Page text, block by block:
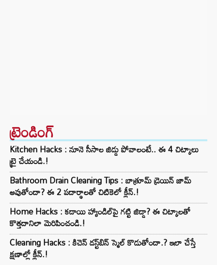
ట్రెండింగ్‌
Kitchen Hacks : నూనె సీసాల జిడ్డు పోవాలంటే.. ఈ 4 చిట్కాలు
ట్రై చేయండి.!
Bathroom Drain Cleaning Tips : బాత్రూమ్ డ్రెయిన్ జామ్
అవుతోందా? ఈ 2 పదార్థాలతో చిటికెలో క్లీన్.!
Home Hacks : కడాయి హ్యాండిల్‌పై గట్టి జిడ్డా? ఈ చిట్కాలతో
కొత్తదానిలా మెరిపించండి.!
Cleaning Hacks : కిచెన్ డస్ట్‌బిన్ స్మెల్ కొడుతోందా.? ఇలా చేస్తే
క్షణాల్లో క్లీన్.!